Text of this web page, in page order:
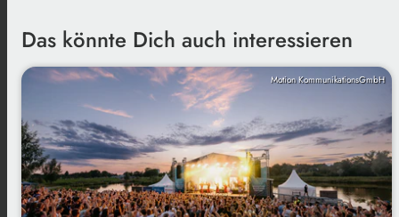
Das könnte Dich auch interessieren
Motion KommunikationsGmbH